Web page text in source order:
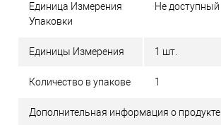
Единица Измерения
Упаковки
Не доступный
Единицы Измерения 1 шт.
Количество в упакове 1
Дополнительная информация о продукте